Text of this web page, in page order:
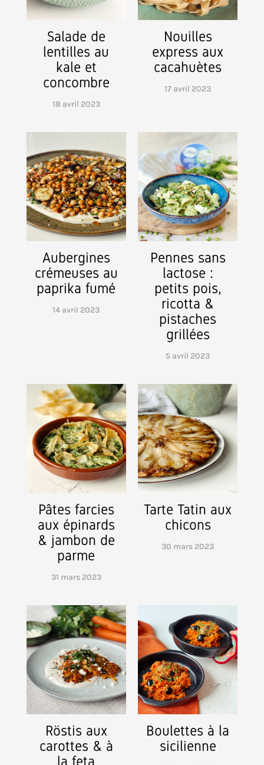
Salade de
lentilles au
kale et
concombre
18 avril 2023
Nouilles
express aux
cacahuètes
17 avril 2023
Aubergines
crémeuses au
paprika fumé
14 avril 2023
Pennes sans
lactose :
petits pois,
ricotta &
pistaches
grillées
5 avril 2023
Pâtes farcies
aux épinards
& jambon de
parme
31 mars 2023
Tarte Tatin aux
chicons
30 mars 2023
Röstis aux
carottes & à
la feta
Boulettes à la
sicilienne